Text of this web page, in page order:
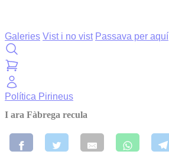
Galeries Vist i no vist Passava per aquí
Política Pirineus
I ara Fàbrega recula